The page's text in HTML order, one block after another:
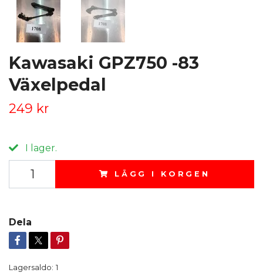
Kawasaki GPZ750 -83
Växelpedal
249 kr
I lager.
LÄGG I KORGEN
Dela
Lagersaldo: 1